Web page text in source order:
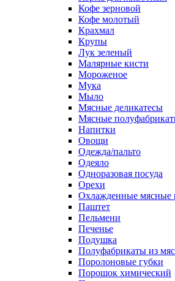
Кофе зерновой
Кофе молотый
Крахмал
Крупы
Лук зеленый
Малярные кисти
Мороженое
Мука
Мыло
Мясные деликатесы
Мясные
Напитки
Овощи
Одежда/пальто
Одеяло
Одноразовая посуда
Орехи
Охлажденные мясные
Паштет
Пельмени
Печенье
Подушка
Полуфабрикаты из
Поролоновые губки
Порошок химический